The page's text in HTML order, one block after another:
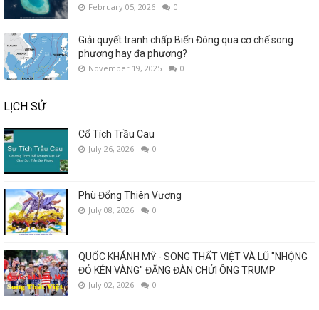
February 05, 2026 0
Giải quyết tranh chấp Biển Đông qua cơ chế song
phương hay đa phương?
November 19, 2025 0
LỊCH SỬ
Cổ Tích Trầu Cau
July 26, 2026 0
Phù Đổng Thiên Vương
July 08, 2026 0
QUỐC KHÁNH MỸ - SONG THẤT VIỆT VÀ LŨ "NHỘNG
ĐỎ KÉN VÀNG" ĐĂNG ĐÀN CHỬI ÔNG TRUMP
July 02, 2026 0